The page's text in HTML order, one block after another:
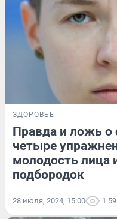
ЗДОРОВЬЕ
Правда и ложь о
четыре
молодость лица
подбородок
28 июля, 2024, 15:00 1